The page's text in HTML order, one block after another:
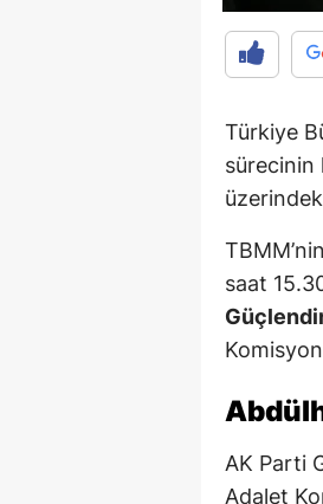
Türkiye
sürecinin
saat
AK Parti
Adalet